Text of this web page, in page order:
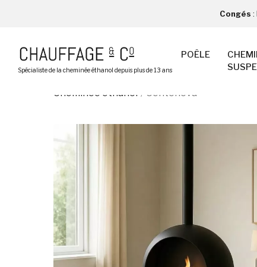
Congés :
Spécialiste de la cheminée éthanol depuis plus de 13 ans
POÊLE
Cheminée éthanol Centonova